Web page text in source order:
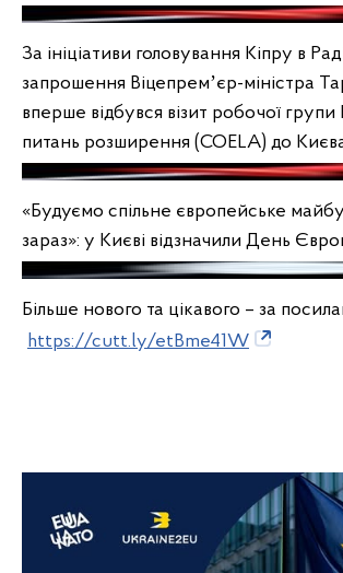
За ініціативи головування Кіпру в
запрошення Віцепремʼєр-міністра
вперше відбувся візит робочої
питань розширення (COELA) до
«Будуємо спільне європейське
зараз»: у Києві відзначили День
Більше нового та цікавого – за
https://cutt.ly/etBme41W